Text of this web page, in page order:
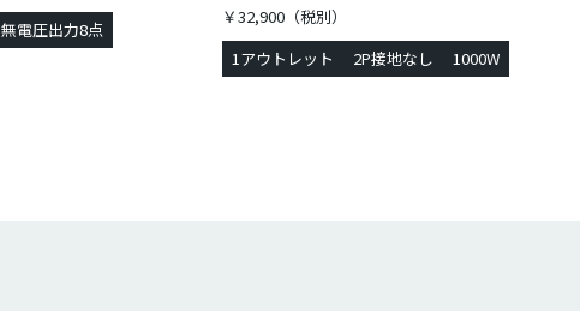
無電圧出力8点
￥32,900（税別）
1アウトレット
2P接地なし 1000W